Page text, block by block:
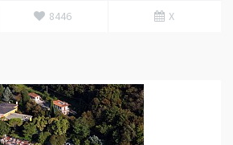
8446 X